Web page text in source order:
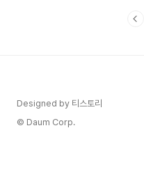
하고 유연한 질서가 존재한다는 것
Designed by 티스토리
© Daum Corp.